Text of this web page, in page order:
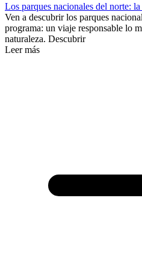
Los parques nacionales del norte:
Ven a descubrir los parques
programa: un viaje responsable lo
naturaleza. Descubrir
Leer más